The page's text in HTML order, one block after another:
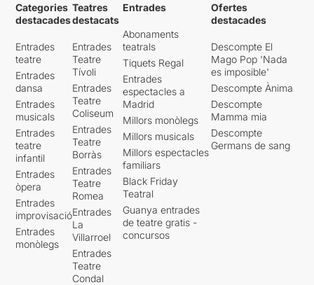
Categories
destacades
Entrades
teatre
Entrades
dansa
Entrades
musicals
Entrades
teatre
infantil
Entrades
òpera
Entrades
improvisació
Entrades
monòlegs
Teatres
destacats
Entrades
Teatre
Tívoli
Entrades
Teatre
Coliseum
Entrades
Teatre
Borràs
Entrades
Teatre
Romea
Entrades
La
Villarroel
Entrades
Teatre
Condal
Entrades
Abonaments
teatrals
Tiquets Regal
Entrades
espectacles a
Madrid
Millors monòlegs
Millors musicals
Millors espectacles
familiars
Black Friday
Teatral
Guanya entrades
de teatre gratis -
concursos
Ofertes
destacades
Descompte El
Mago Pop 'Nada
es imposible'
Descompte Ànima
Descompte
Mamma mia
Descompte
Germans de sang